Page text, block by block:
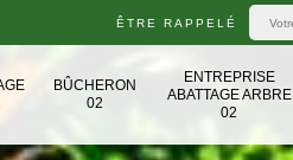
ÊTRE RAPPELÉ
BÛCHERON
02
ENTREPRISE
ABATTAGE ARBRE
02